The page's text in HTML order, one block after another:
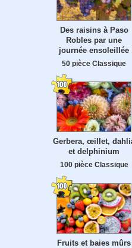
Des raisins à Paso
Robles par une
journée ensoleillée
50 pièce Classique
Gerbera, œillet,
et delphinium
100 pièce Classique
Fruits et baies mûrs